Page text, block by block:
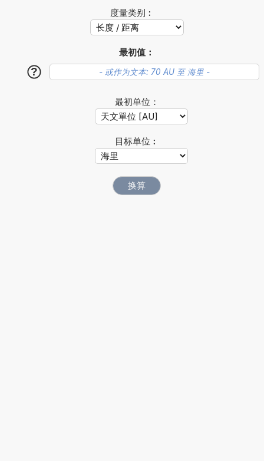
度量类别︰
最初值：
?
最初单位：
目标单位︰